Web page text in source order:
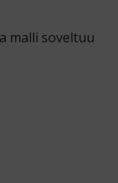
malli soveltuu